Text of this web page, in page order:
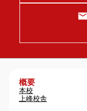
概要
本校
上峰校舎